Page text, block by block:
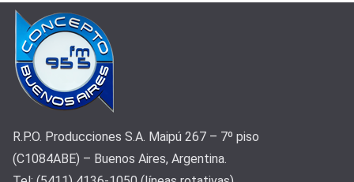
R.P.O. Producciones S.A. Maipú 267 – 7º piso
(C1084ABE) – Buenos Aires, Argentina.